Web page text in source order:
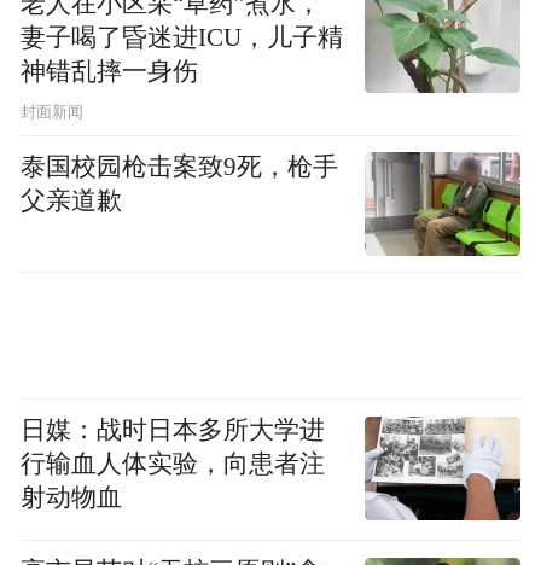
妻子喝了昏迷进ICU，儿子精
神错乱摔一身伤
封面新闻
泰国校园枪击案致9死，枪手
父亲道歉
日媒：战时日本多所大学进
行输血人体实验，向患者注
射动物血